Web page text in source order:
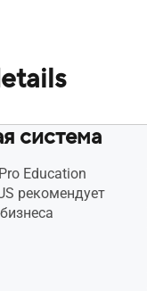
система
Education
рекомендует